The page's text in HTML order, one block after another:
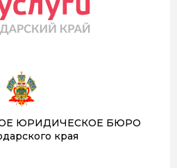
ЮРИДИЧЕСКОЕ БЮРО
края